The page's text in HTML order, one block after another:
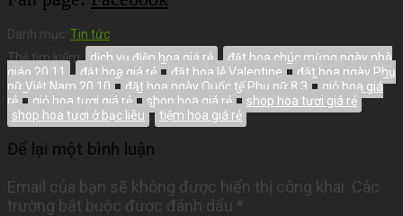
Danh mục: Tin tức
Thẻ tìm kiếm: dịch vụ điện hoa giá rẻ , đặt hoa chúc mừng ngày nhà
giáo 20 11 , đặt hoa giá rẻ , đặt hoa lễ Valentine , đặt hoa ngày Phụ
nữ Việt Nam 20 10 , đặt hoa ngày Quốc tế Phụ nữ 8 3 , giỏ hoa giá
rẻ , giỏ hoa tươi giá rẻ , shop hoa giá rẻ , shop hoa tươi giá rẻ ,
shop hoa tươi ở bạc liêu , tiệm hoa giá rẻ
Để lại một bình luận
Email của bạn sẽ không được hiển thị công khai. Các
trường bắt buộc được đánh dấu *